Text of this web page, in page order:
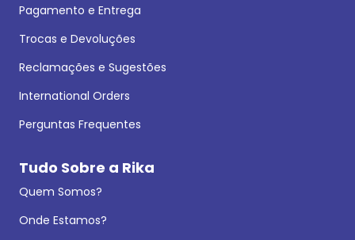
Pagamento e Entrega
Trocas e Devoluções
Reclamações e Sugestões
International Orders
Perguntas Frequentes
Tudo Sobre a Rika
Quem Somos?
Onde Estamos?